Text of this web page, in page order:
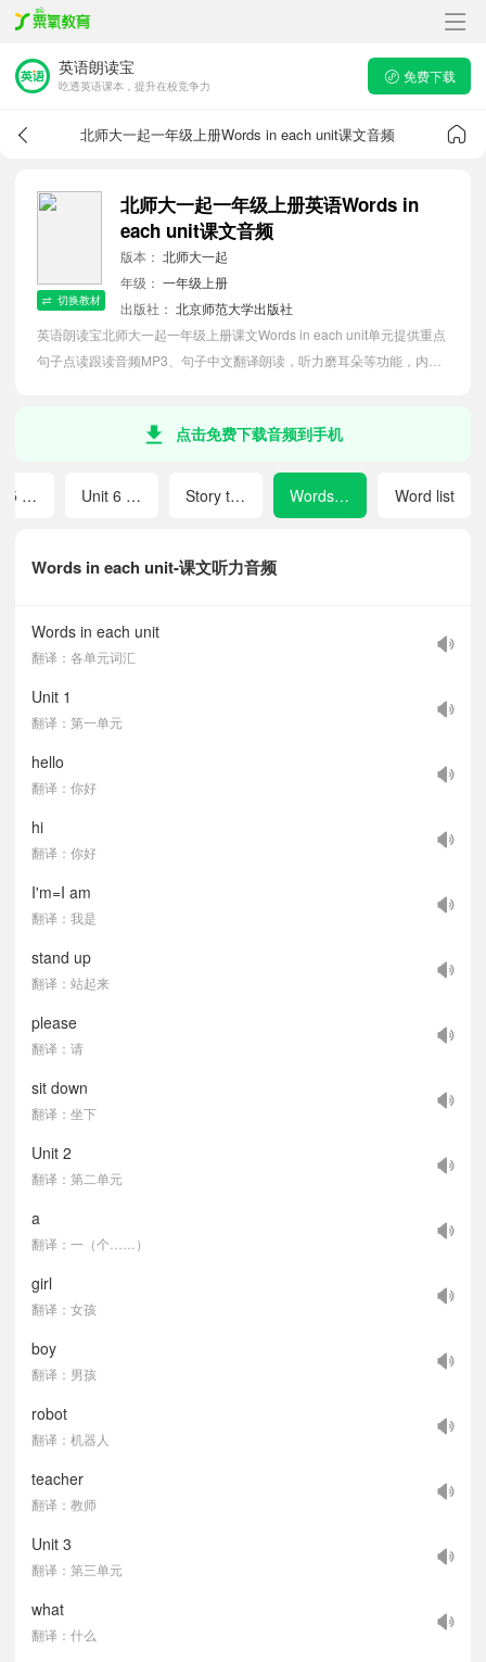
英语朗读宝
吃透英语课本，提升在校竞争力
免费下载
北师大一起一年级上册Words in each unit课文音频
切换教材
北师大一起一年级上册英语Words in
each unit课文音频
版本： 北师大一起
年级： 一年级上册
出版社： 北京师范大学出版社
英语朗读宝北师大一起一年级上册课文Words in each unit单元提供重点
句子点读跟读音频MP3、句子中文翻译朗读，听力磨耳朵等功能，内容
点击免费下载音频到手机
Words in each unit-课文听力音频
Words in each unit
翻译：各单元词汇
Unit 1
翻译：第一单元
hello
翻译：你好
hi
翻译：你好
I'm=I am
翻译：我是
stand up
翻译：站起来
please
翻译：请
sit down
翻译：坐下
Unit 2
翻译：第二单元
a
翻译：一（个……）
girl
翻译：女孩
boy
翻译：男孩
robot
翻译：机器人
teacher
翻译：教师
Unit 3
翻译：第三单元
what
翻译：什么
Unit 5 Teams Unit 6 Happy birthday Story time Words in each unit Word list